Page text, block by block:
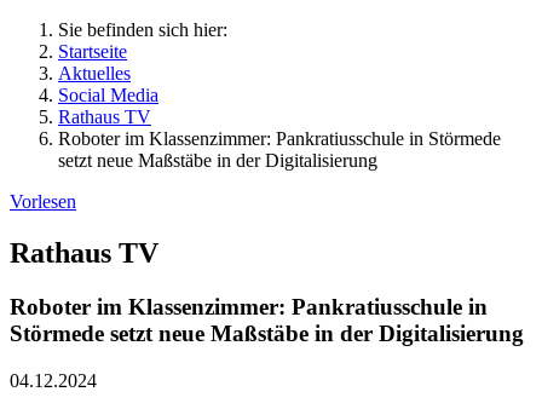
Sie befinden sich hier:
Startseite
Aktuelles
Social Media
Rathaus TV
Roboter im Klassenzimmer: Pankratiusschule in Störmede
setzt neue Maßstäbe in der Digitalisierung
Vorlesen
Rathaus TV
Roboter im Klassenzimmer: Pankratiusschule in
Störmede setzt neue Maßstäbe in der Digitalisierung
04.12.2024